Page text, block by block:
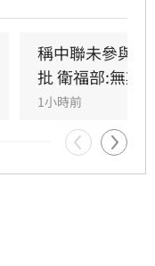
張「20%下架標
。（記者：簡浩
稱中聯未參與
批 衛福部:無欺
1小時前